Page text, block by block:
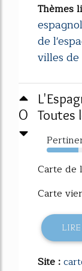
Thèmes
de
villes de
0
Toutes
75%
Carte de
Carte
Site :